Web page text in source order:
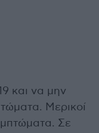
και να μην
Μερικοί
Σε